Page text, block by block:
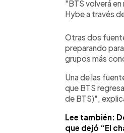
"BTS volverá
Hybe a través
Otras dos
preparando
grupos más
Una de las
que BTS
de BTS)",
Lee también:
que dejó “El